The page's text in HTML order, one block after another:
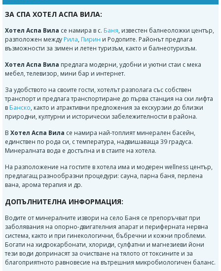
ЗА СПА ХОТЕЛ АСПА ВИЛА:
Хотел Аспа Вила се намира в с. Баня, известен балнеоложки център,
разположен между Рила, Пирин и Родопите. Районът предлага
възможности за зимен и летен туризъм, както и балнеотуризъм.
Хотел Аспа Вила предлага модерни, удобни и уютни стаи с мека
мебел, телевизор, мини бар и интернет.
За удобството на своите гости, хотелът разполага със собствен
транспорт и предлага транспортиране до първа станция на ски лифта
в Банско, както и атрактивни предложения за екскурзии до близки
природни, културни и исторически забележителности в района.
В Хотел Аспа Вила се намира най-топлият минерален басейн,
единствен по рода си, с температура, надвишаваща 39 градуса.
Минералната вода е достъпна и в стаите на хотела.
На разположение на гостите в хотела има и модерен wellness център,
предлагащ разнообразни процедури: сауна, парна баня, перлена
вана, арома терапия и др.
ДОПЪЛНИТЕЛНА ИНФОРМАЦИЯ:
Водите от минералните извори на село Баня се препоръчват при
заболявания на опорно-двигателния апарат и периферната нервна
система, както и при гинекологични, бъбречни и кожни проблеми.
Богати на хидрокарбонати, хлориди, сулфатни и магнезиеви йони
тези води допринасят за очистване на тялото от токсините и за
благоприятното равновесие на вътрешния микробиологичен баланс.